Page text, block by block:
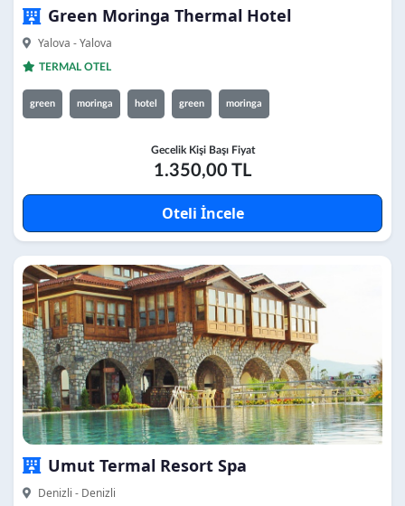
Green Moringa Thermal Hotel
Yalova - Yalova
TERMAL OTEL
green moringa hotel green moringa
Gecelik Kişi Başı Fiyat
1.350,00 TL
Oteli İncele
Umut Termal Resort Spa
Denizli - Denizli